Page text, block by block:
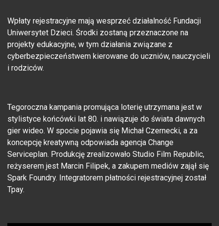
Wpłaty rejestracyjne mają wesprzeć działalność Fundacji
Uniwersytet Dzieci. Środki zostaną przeznaczone na
projekty edukacyjne, w tym działania związane z
cyberbezpieczeństwem kierowane do uczniów, nauczycieli
i rodziców.
Tegoroczna kampania promująca loterię utrzymana jest w
stylistyce końcówki lat 80. i nawiązuje do świata dawnych
gier wideo. W spocie pojawia się Michał Czernecki, a za
koncepcję kreatywną odpowiada agencja Change
Serviceplan. Produkcję zrealizowało Studio Film Republic,
reżyserem jest Marcin Filipek, a zakupem mediów zajął się
Spark Foundry. Integratorem płatności rejestracyjnej został
Tpay.